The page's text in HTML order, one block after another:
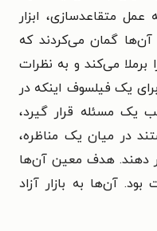
متقاعدسازی، ابزار
گمان می‌کردند که
برملا می‌کند و به نظرات
یک فیلسوف اینکه در
یک مسئله قرار گیرد،
در میان یک مناظره،
دهند. هدف معین آن‌ها
آن‌ها به بازار آزاد